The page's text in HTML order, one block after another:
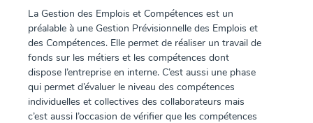
La Gestion des Emplois et Compétences est un
préalable à une Gestion Prévisionnelle des Emplois et
des Compétences. Elle permet de réaliser un travail de
fonds sur les métiers et les compétences dont
dispose l’entreprise en interne. C’est aussi une phase
qui permet d’évaluer le niveau des compétences
individuelles et collectives des collaborateurs mais
c’est aussi l’occasion de vérifier que les compétences